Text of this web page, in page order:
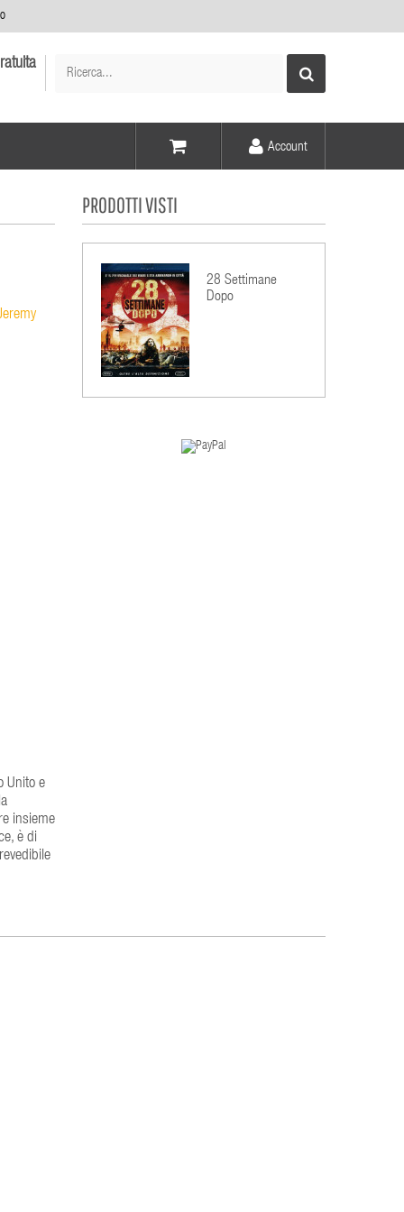
Elementi -
Account
Unito e
insieme
è di
PRODOTTI VISTI
28 Settimane
Dopo